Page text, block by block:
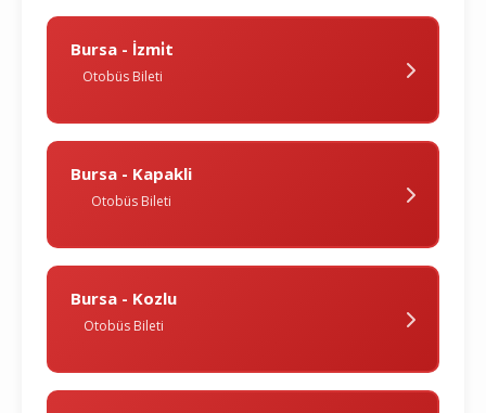
Bursa - İzmi̇t
Otobüs Bileti
Bursa - Kapakli
Otobüs Bileti
Bursa - Kozlu
Otobüs Bileti